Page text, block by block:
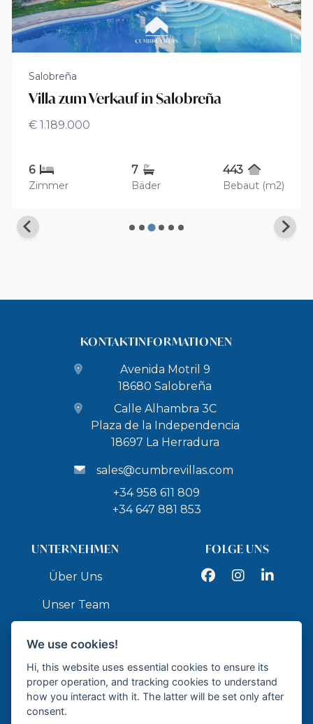
Salobreña
Villa zum Verkauf in Salobreña
€ 855.000
5
Zimmer
4
Bäder
239
Bebaut (m2)
KONTAKTINFORMATIONEN
Avenida Motril 9
18680 Salobreña
Calle Alhambra 3C
Plaza de la Independencia
18697 La Herradura
sales@cumbrevillas.com
+34 958 611 809
+34 647 881 853
UNTERNEHMEN
Über Uns
Unser Team
Kontakt
FOLGE UNS
FacebookInstagramLinkedIn
We use cookies!
Hi, this website uses essential cookies to ensure its
proper operation, and tracking cookies to understand
how you interact with it. The latter will be set only after
consent.